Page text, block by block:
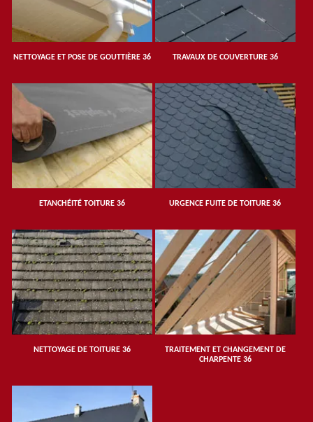
NETTOYAGE ET POSE DE GOUTTIÈRE 36 TRAVAUX DE COUVERTURE 36
ETANCHÉITÉ TOITURE 36 URGENCE FUITE DE TOITURE 36
NETTOYAGE DE TOITURE 36
TRAITEMENT ET CHANGEMENT DE
CHARPENTE 36